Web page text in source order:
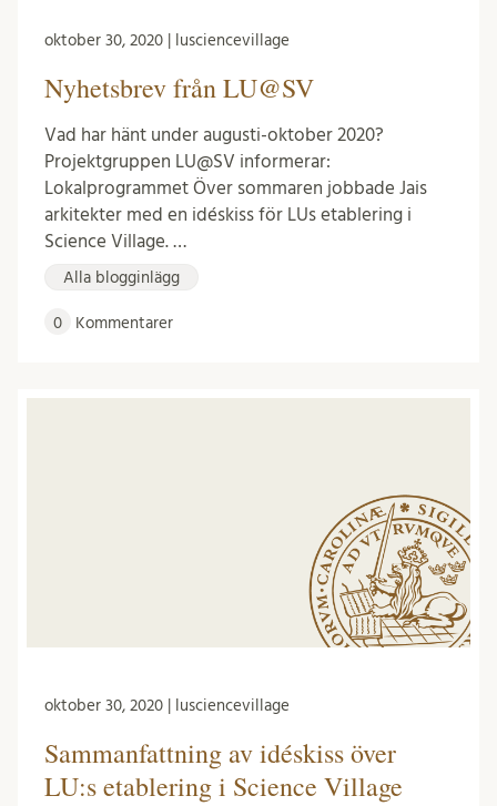
oktober 30, 2020 | lusciencevillage
Nyhetsbrev från LU@SV
Vad har hänt under augusti-oktober 2020?
Projektgruppen LU@SV informerar:
Lokalprogrammet Över sommaren jobbade Jais
arkitekter med en idéskiss för LUs etablering i
Science Village. …
Alla blogginlägg
0 Kommentarer
oktober 30, 2020 | lusciencevillage
Sammanfattning av idéskiss över
LU:s etablering i Science Village